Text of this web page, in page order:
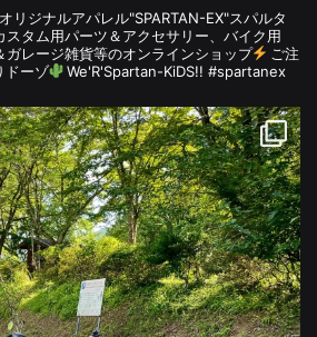
オリジナルアパレル"SPARTAN-EX"スパルタ
スタム用パーツ＆アクセサリー、バイク用
ガレージ雑貨等のオンラインショップ
ご注
ドーゾ
We'R'Spartan-KiDS!! #spartanex